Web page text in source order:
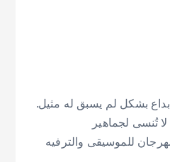
من الموسيقى والإبداع بشكل لم يسبق له مثيل.
تُنسى لجماهير
آخر نغمة، أكد ساوندستورم 24 مكانته كأبرز مهرجان للموسيقى والترفيه